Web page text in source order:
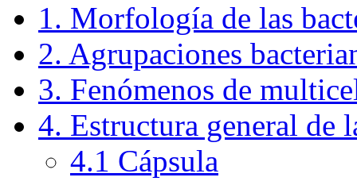
1. Morfología de las
2. Agrupaciones
3. Fenómenos de
4. Estructura general de
4.1 Cápsula